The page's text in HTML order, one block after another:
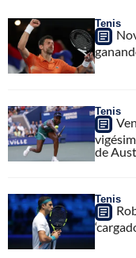
Tenis
Tenis
de
Tenis